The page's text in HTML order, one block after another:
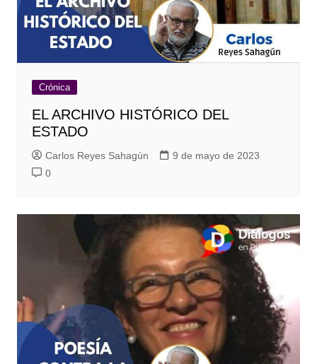
Crónica
EL ARCHIVO HISTÓRICO DEL
ESTADO
Carlos Reyes Sahagún
9 de mayo de 2023
0